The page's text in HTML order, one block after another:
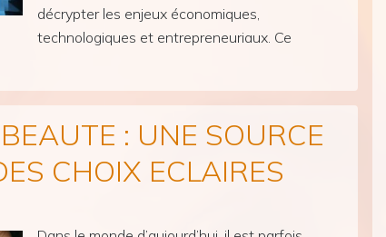
décrypter les enjeux économiques,
technologiques et entrepreneuriaux. Ce
: UNE SOURCE
CHOIX ECLAIRES